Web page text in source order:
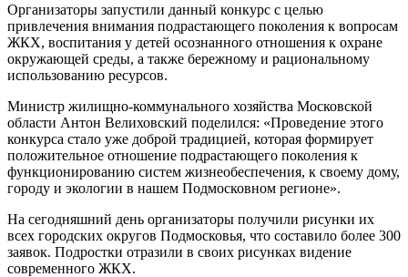
Организаторы запустили данный конкурс с целью
привлечения внимания подрастающего поколения к вопросам
ЖКХ, воспитания у детей осознанного отношения к охране
окружающей среды, а также бережному и рациональному
использованию ресурсов.
Министр жилищно-коммунального хозяйства Московской
области Антон Велиховский поделился: «Проведение этого
конкурса стало уже доброй традицией, которая формирует
положительное отношение подрастающего поколения к
функционированию систем жизнеобеспечения, к своему дому,
городу и экологии в нашем Подмосковном регионе».
На сегодняшний день организаторы получили рисунки их
всех городских округов Подмосковья, что составило более 300
заявок. Подростки отразили в своих рисунках видение
современного ЖКХ.